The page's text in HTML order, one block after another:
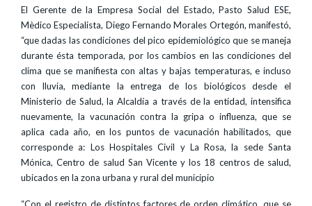
El Gerente de la Empresa Social del Estado, Pasto Salud ESE,
Mèdico Especialista, Diego Fernando Morales Ortegón, manifestó,
“que dadas las condiciones del pico epidemiológico que se maneja
durante ésta temporada, por los cambios en las condiciones del
clima que se manifiesta con altas y bajas temperaturas, e incluso
con lluvia, mediante la entrega de los biológicos desde el
Ministerio de Salud, la Alcaldía a través de la entidad, intensifica
nuevamente, la vacunación contra la gripa o influenza, que se
aplica cada año, en los puntos de vacunación habilitados, que
corresponde a: Los Hospitales Civil y La Rosa, la sede Santa
Mónica, Centro de salud San Vicente y los 18 centros de salud,
ubicados en la zona urbana y rural del municipio